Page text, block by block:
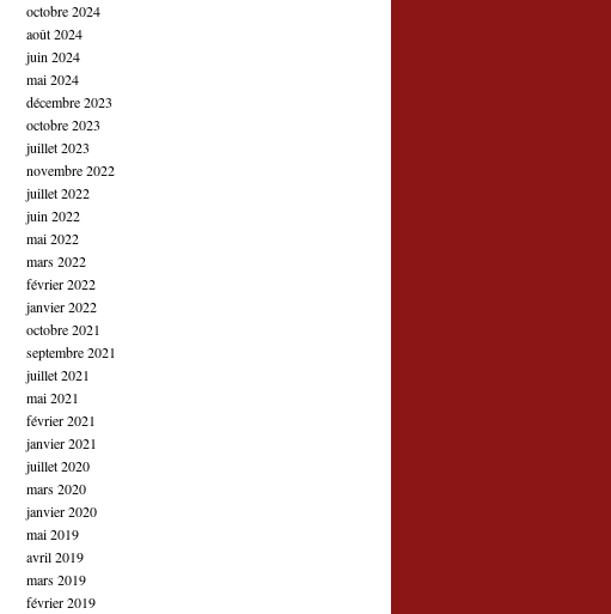
octobre 2024
août 2024
juin 2024
mai 2024
décembre 2023
octobre 2023
juillet 2023
novembre 2022
juillet 2022
juin 2022
mai 2022
mars 2022
février 2022
janvier 2022
octobre 2021
septembre 2021
juillet 2021
mai 2021
février 2021
janvier 2021
juillet 2020
mars 2020
janvier 2020
mai 2019
avril 2019
mars 2019
février 2019